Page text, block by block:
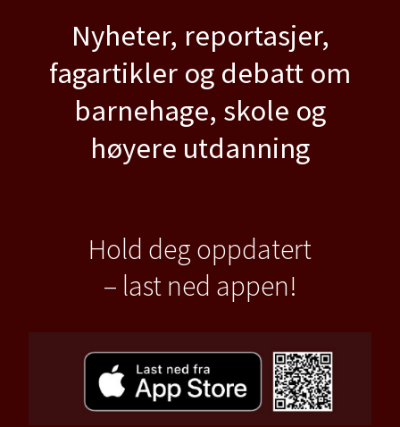
Nyheter, reportasjer,
fagartikler og debatt om
barnehage, skole og
høyere utdanning
Hold deg oppdatert
– last ned appen!